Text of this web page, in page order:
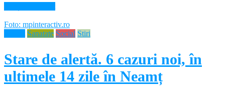
Foto: mpinteractiv.ro
Sanatate Social Stiri
Stare de alertă. 6 cazuri noi, în
ultimele 14 zile în Neamț